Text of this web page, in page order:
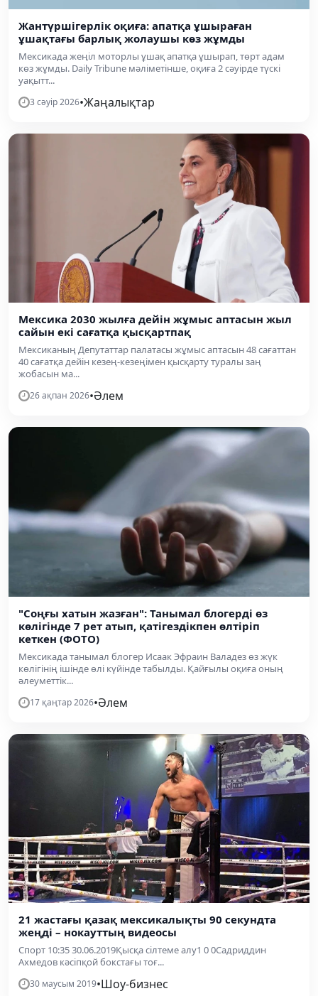
Жантүршігерлік оқиға: апатқа ұшыраған
ұшақтағы барлық жолаушы көз жұмды
Мексикада жеңіл моторлы ұшақ апатқа ұшырап, төрт адам
көз жұмды. Daily Tribune мәліметінше, оқиға 2 сәуірде түскі
уақытт...
3 сәуір 2026•Жаңалықтар
Мексика 2030 жылға дейін жұмыс аптасын жыл
сайын екі сағатқа қысқартпақ
Мексиканың Депутаттар палатасы жұмыс аптасын 48 сағаттан
40 сағатқа дейін кезең-кезеңімен қысқарту туралы заң
жобасын ма...
26 ақпан 2026•Әлем
"Соңғы хатын жазған": Танымал блогерді өз
көлігінде 7 рет атып, қатігездікпен өлтіріп
кеткен (ФОТО)
Мексикада танымал блогер Исаак Эфраин Валадез өз жүк
көлігінің ішінде өлі күйінде табылды. Қайғылы оқиға оның
әлеуметтік...
17 қаңтар 2026•Әлем
21 жастағы қазақ мексикалықты 90 секундта
жеңді – нокауттың видеосы
Спорт 10:35 30.06.2019Қысқа сілтеме алу1 0 0Садриддин
Ахмедов кәсіпқой бокстағы тоғ...
30 маусым 2019•Шоу-бизнес